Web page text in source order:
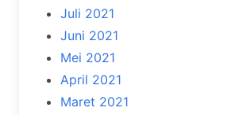
Juli 2021
Juni 2021
Mei 2021
April 2021
Maret 2021